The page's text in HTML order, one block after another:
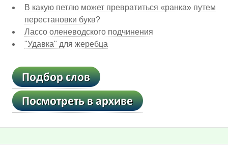
В какую петлю может превратиться «ранка» путем
перестановки букв?
Лассо оленеводского подчинения
"Удавка" для жеребца